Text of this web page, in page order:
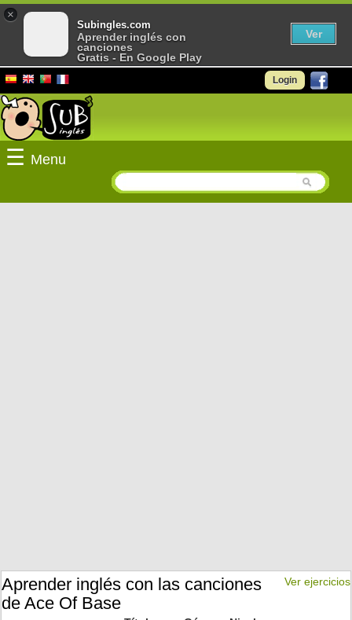
Login
☰ Menu
Ver ejercicios
Aprender inglés con las canciones
de Ace Of Base
×
Subingles.com
Aprender inglés con
canciones
Gratis - En Google Play
Ver